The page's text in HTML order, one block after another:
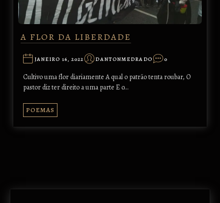
A FLOR DA LIBERDADE
JANEIRO 16, 2022 DANTONMEDRADO 0
Cultivo uma flor diariamente A qual o patrão tenta roubar, O
pastor diz ter direito a uma parte E o…
POEMAS